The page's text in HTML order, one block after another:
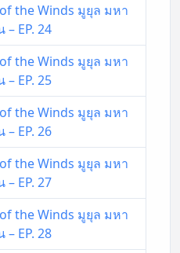
the Winds มูยุล มหา
EP. 24
the Winds มูยุล มหา
EP. 25
the Winds มูยุล มหา
EP. 26
the Winds มูยุล มหา
EP. 27
the Winds มูยุล มหา
EP. 28